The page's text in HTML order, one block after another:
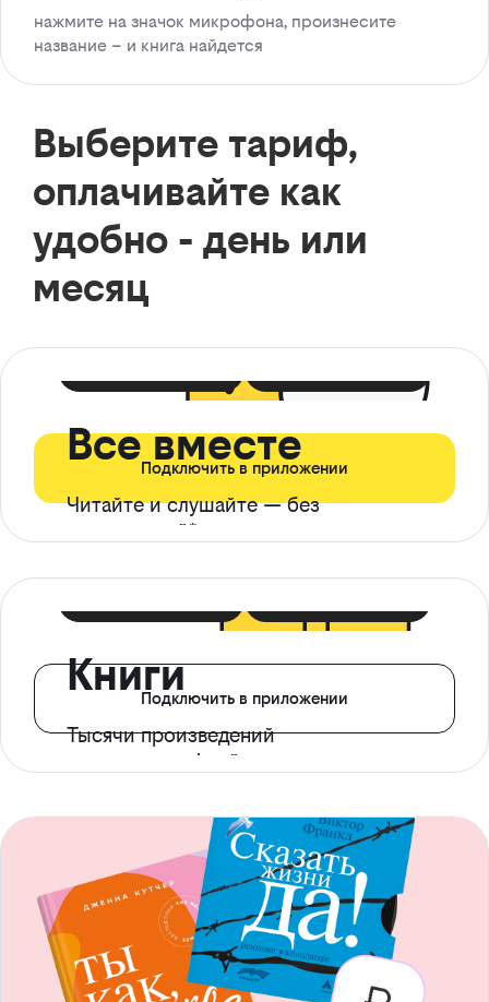
нажмите на значок микрофона, произнесите
название – и книга найдется
Выберите тариф,
оплачивайте как
удобно - день или
месяц
Все вместе
Читайте и слушайте — без
ограничений*
Подключить в приложении
Книги
Тысячи произведений
с доступом офлайн
Подключить в приложении